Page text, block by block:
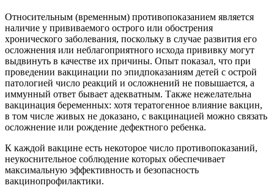
Относительным (временным) противопоказанием является
наличие у прививаемого острого или обострения
хронического заболевания, поскольку в случае развития его
осложнения или неблагоприятного исхода прививку могут
выдвинуть в качестве их причины. Опыт показал, что при
проведении вакцинации по эпидпоказаниям детей с острой
патологией число реакций и осложнений не повышается, а
иммунный ответ бывает адекватным. Также нежелательна
вакцинация беременных: хотя тератогенное влияние вакцин,
в том числе живых не доказано, с вакцинацией можно связать
осложнение или рождение дефектного ребенка.
К каждой вакцине есть некоторое число противопоказаний,
неукоснительное соблюдение которых обеспечивает
максимальную эффективность и безопасность
вакцинопрофилактики.